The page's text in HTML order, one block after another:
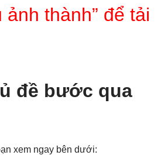
thành” để tải
đề bước qua
xem ngay bên dưới: